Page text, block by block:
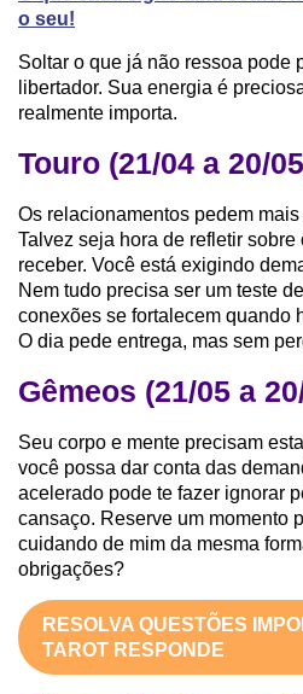
o seu!
Soltar o que já não ressoa pode
libertador. Sua energia é
realmente importa.
Touro (21/04 a 20/
Os relacionamentos pedem
Talvez seja hora de refletir
receber. Você está exigindo
Nem tudo precisa ser um teste
conexões se fortalecem quando
O dia pede entrega, mas sem
Gêmeos (21/05 a
Seu corpo e mente precisam
você possa dar conta das
acelerado pode te fazer ignorar
cansaço. Reserve um momento
cuidando de mim da mesma
obrigações?
RESOLVA QUESTÕES
TAROT RESPONDE